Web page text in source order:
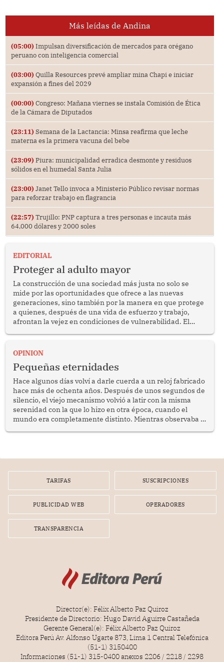
Más leídas de Andina
(05:00) Impulsan diversificación de mercados para orégano
peruano con inteligencia comercial
(03:00) Quilla Resources prevé ampliar mina Chapi e iniciar
expansión a fines del 2029
(00:00) Congreso: Mañana viernes se instala Comisión de Ética
de la Cámara de Diputados
(23:11) Semana de la Lactancia: Minsa reafirma que leche
materna es la primera vacuna del bebe
(23:09) Piura: municipalidad erradica desmonte y residuos
sólidos en el humedal Santa Julia
(23:00) Janet Tello invoca a Ministerio Público revisar normas
para reforzar trabajo en flagrancia
(22:57) Trujillo: PNP captura a tres personas e incauta más
64,000 dólares y 2000 soles
EDITORIAL
Proteger al adulto mayor
La construcción de una sociedad más justa no solo se
mide por las oportunidades que ofrece a las nuevas
generaciones, sino también por la manera en que protege
a quienes, después de una vida de esfuerzo y trabajo,
afrontan la vejez en condiciones de vulnerabilidad. El
bimestrales el subsidio que reciben los beneficiarios del
reflexionar sobre la importancia de fortalecer las políticas
públicas dirigidas a los adultos mayores en pobreza.
OPINION
Pequeñas eternidades
Hace algunos días volví a darle cuerda a un reloj fabricado
hace más de ochenta años. Después de unos segundos de
silencio, el viejo mecanismo volvió a latir con la misma
serenidad con la que lo hizo en otra época, cuando el
mundo era completamente distinto. Mientras observaba el
TARIFAS SUSCRIPCIONES
PUBLICIDAD WEB OPERADORES
TRANSPARENCIA
Director(e): Félix Alberto Paz Quiroz
Presidente de Directorio: Hugo David Aguirre Castañeda
Gerente General(e): Félix Alberto Paz Quiroz
Editora Perú Av. Alfonso Ugarte 873, Lima 1 Central Telefónica
(51-1) 3150400
Informaciones (51-1) 315-0400 anexos 2206 / 2218 / 2298